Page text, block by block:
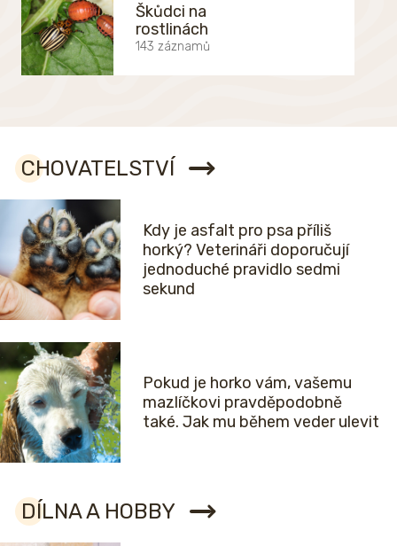
Škůdci na
rostlinách
143 záznamů
CHOVATELSTVÍ
Kdy je asfalt pro psa příliš
horký? Veterináři doporučují
jednoduché pravidlo sedmi
sekund
Pokud je horko vám, vašemu
mazlíčkovi pravděpodobně
také. Jak mu během veder ulevit
DÍLNA A HOBBY